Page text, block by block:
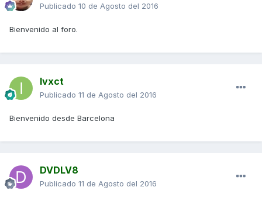
Publicado 10 de Agosto del 2016
Bienvenido al foro.
Ivxct
Publicado 11 de Agosto del 2016
Bienvenido desde Barcelona
DVDLV8
Publicado 11 de Agosto del 2016